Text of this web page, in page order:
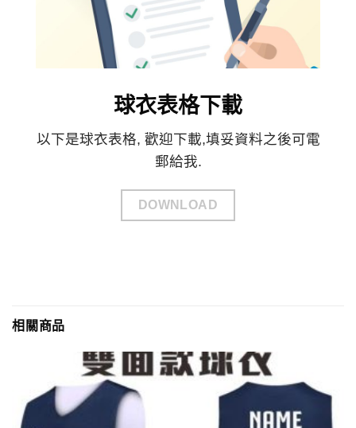
球衣表格下載
以下是球衣表格, 歡迎下載,填妥資料之後可電
郵給我.
DOWNLOAD
相關商品